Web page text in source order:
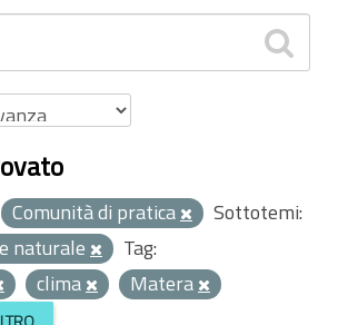
Comunità di pratica
Sottotemi:
naturale
Tag:
clima Matera